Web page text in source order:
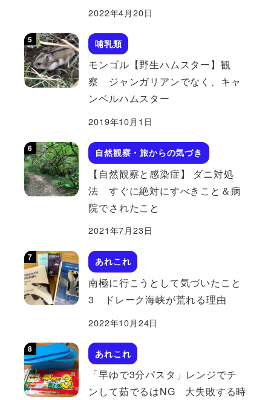
2022年4月20日
哺乳類
モンゴル【野生ハムスター】観
察 ジャンガリアンでなく、キャ
ンベルハムスター
2019年10月1日
自然観察・旅からの気づき
【自然観察と感染症】 ダニ対処
法 すぐに絶対にすべきこと＆病
院でされたこと
2021年7月23日
あれこれ
南極に行こうとして気づいたこと
3 ドレーク海峡が荒れる理由
2022年10月24日
あれこれ
「早ゆで3分パスタ」レンジでチ
ンして茹でるはNG 大失敗する時